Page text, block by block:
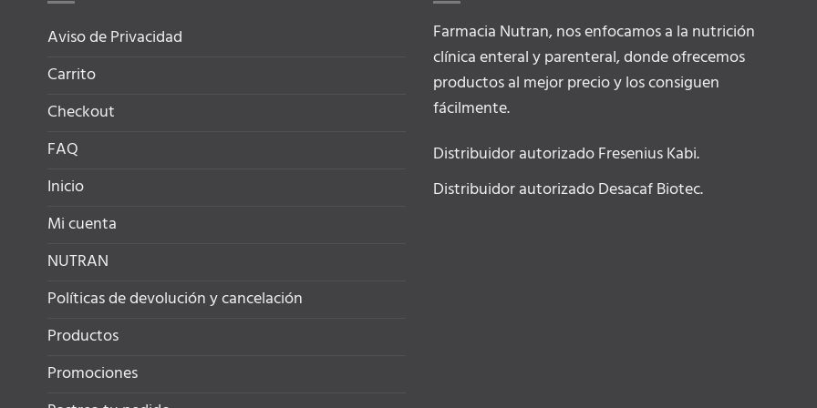
Aviso de Privacidad
Carrito
Checkout
FAQ
Inicio
Mi cuenta
NUTRAN
Políticas de devolución y cancelación
Productos
Promociones
Farmacia Nutran, nos enfocamos a la nutrición
clínica enteral y parenteral, donde ofrecemos
productos al mejor precio y los consiguen
fácilmente.
Distribuidor autorizado Fresenius Kabi.
Distribuidor autorizado Desacaf Biotec.